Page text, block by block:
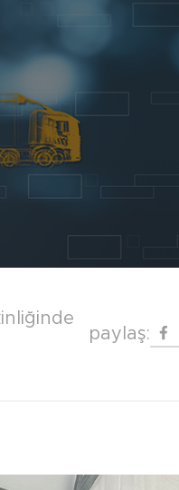
paylaş: